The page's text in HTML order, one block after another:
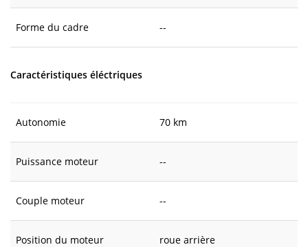
Forme du cadre --
Caractéristiques éléctriques
Autonomie 70 km
Puissance moteur --
Couple moteur --
Position du moteur roue arrière